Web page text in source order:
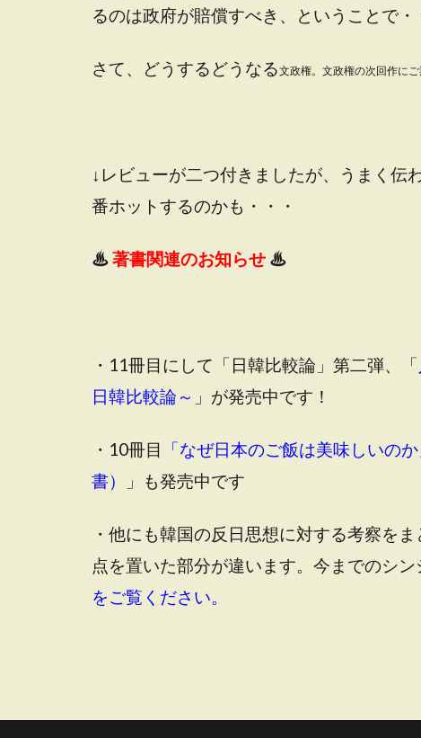
るのは政府が賠償すべき、ということで・
さて、どうするどうなる文政権。文政権の次回作にご
↓レビューが二つ付きましたが、うまく伝
番ホットするのかも・・・
♨著書関連のお知らせ ♨
・11冊目にして「日韓比較論」第二弾、「
日韓比較論～ 」が発売中です！
・10冊目 「なぜ日本のご飯は美味しいのか
書）
」も発売中です
・他にも韓国の反日思想に対する考察を
点を置いた部分が違います。今までのシン
をご覧ください。